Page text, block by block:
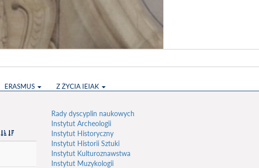
ERASMUS Z ŻYCIA IEIAK
Rady dyscyplin naukowych
Instytut Archeologii
Instytut Historyczny
Instytut Historii Sztuki
Instytut Kulturoznawstwa
Instytut Muzykologii